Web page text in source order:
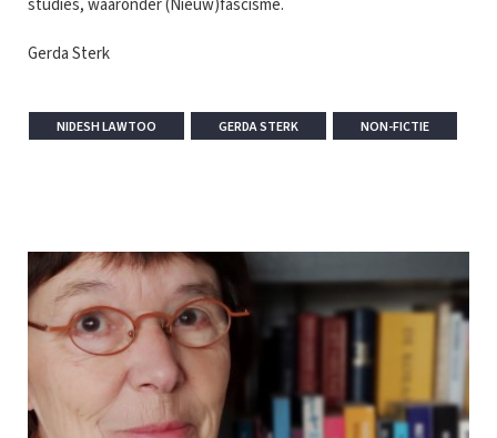
studies, waaronder (Nieuw)fascisme.
Gerda Sterk
NIDESH LAWTOO GERDA STERK NON-FICTIE